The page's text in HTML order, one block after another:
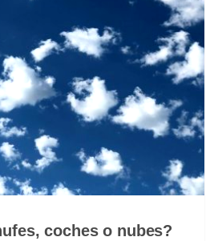
coches o nubes?